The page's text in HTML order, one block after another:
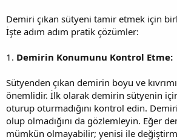
Demiri çıkan sütyeni tamir etmek için
İşte adım adım pratik çözümler:
1. Demirin Konumunu Kontrol Etme:
Sütyenden çıkan demirin boyu ve
önemlidir. İlk olarak demirin sütyenin
oturup oturmadığını kontrol edin.
olup olmadığını da gözlemleyin. Eğer
mümkün olmayabilir; yenisi ile